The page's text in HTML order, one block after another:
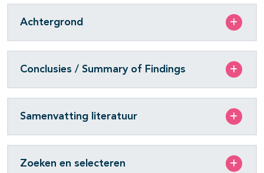
Achtergrond
Conclusies / Summary of Findings
Samenvatting literatuur
Zoeken en selecteren